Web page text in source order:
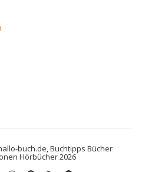
buch.de, Buchtipps Bücher
Hörbücher 2026